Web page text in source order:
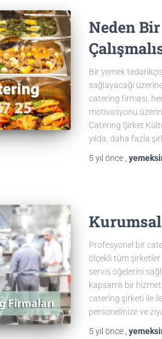
Neden
Bir yemek
sağlayacağı
catering firması,
motivasyonu
Catering Şirket
yılda, daha fazla
5 yıl önce
Profesyonel bir
ölçekli tüm
servis öğelerini
kapsamlı bir
catering şirketi ile
personelinize ve
5 yıl önce